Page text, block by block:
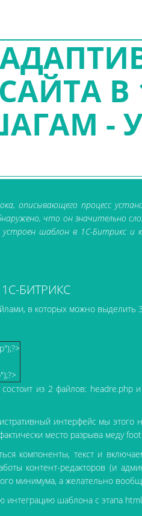
В
-
описывающего процесс
что он значительно
устроен шаблон в 1С-Битрикс
БИТРИКС
в которых можно выделить
из 2 файлов:
интерфейс мы
место разрыва меду
компоненты, текст и
контент-редакторов (и
минимума, а желательно
интеграцию шаблона с этапа